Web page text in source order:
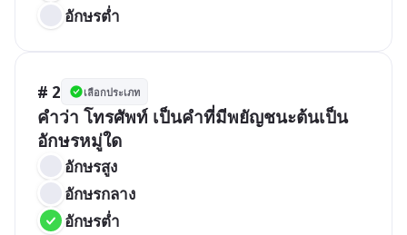
อักษรต่ำ
# 2 เลือกประเภท
คำว่า โทรศัพท์ เป็นคำที่มีพยัญชนะต้นเป็น
อักษรหมู่ใด
อักษรสูง
อักษรกลาง
อักษรต่ำ